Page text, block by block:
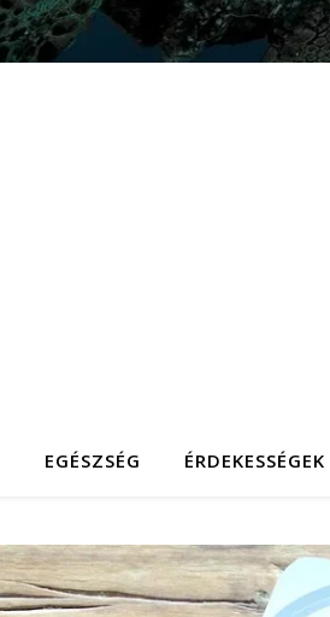
EGÉSZSÉG ÉRDEKESSÉGEK